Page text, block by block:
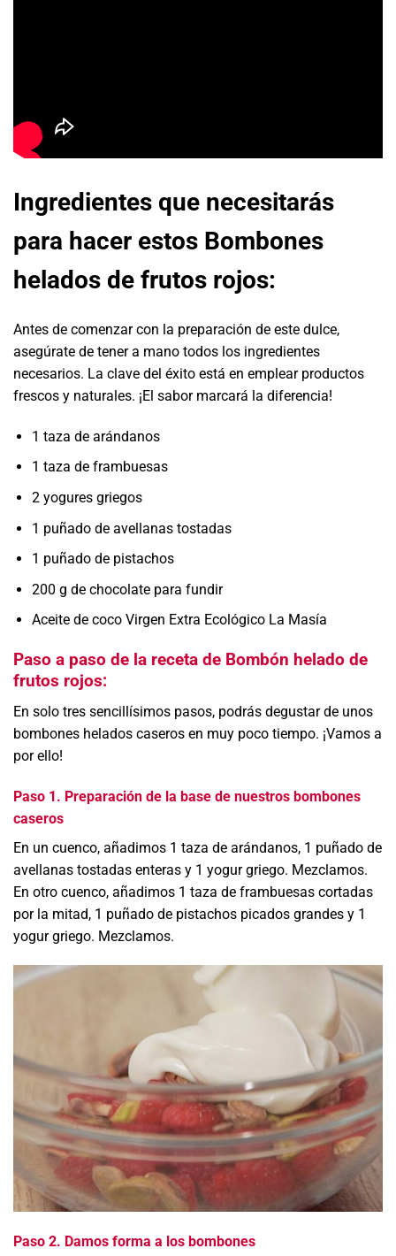
Ingredientes que necesitarás
para hacer estos Bombones
helados de frutos rojos:
Antes de comenzar con la preparación de este dulce,
asegúrate de tener a mano todos los ingredientes
necesarios. La clave del éxito está en emplear productos
frescos y naturales. ¡El sabor marcará la diferencia!
1 taza de arándanos
1 taza de frambuesas
2 yogures griegos
1 puñado de avellanas tostadas
1 puñado de pistachos
200 g de chocolate para fundir
Aceite de coco Virgen Extra Ecológico La Masía
Paso a paso de la receta de Bombón helado de
frutos rojos:
En solo tres sencillísimos pasos, podrás degustar de unos
bombones helados caseros en muy poco tiempo. ¡Vamos a
por ello!
Paso 1. Preparación de la base de nuestros bombones
caseros
En un cuenco, añadimos 1 taza de arándanos, 1 puñado de
avellanas tostadas enteras y 1 yogur griego. Mezclamos.
En otro cuenco, añadimos 1 taza de frambuesas cortadas
por la mitad, 1 puñado de pistachos picados grandes y 1
yogur griego. Mezclamos.
Paso 2. Damos forma a los bombones